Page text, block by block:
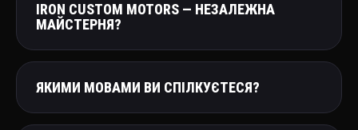
IRON CUSTOM MOTORS — НЕЗАЛЕЖНА
МАЙСТЕРНЯ?
ЯКИМИ МОВАМИ ВИ СПІЛКУЄТЕСЯ?